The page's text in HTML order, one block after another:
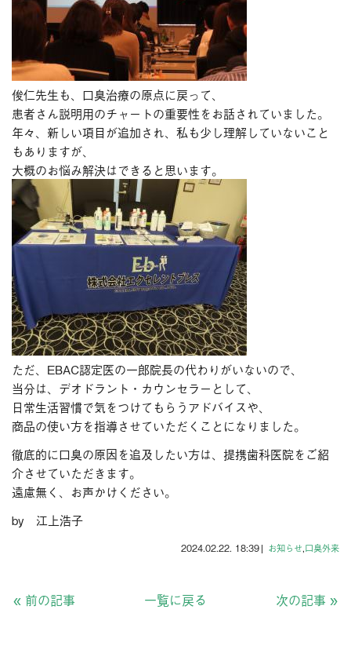
俊仁先生も、口臭治療の原点に戻って、
患者さん説明用のチャートの重要性をお話されていました。
年々、新しい項目が追加され、私も少し理解していないこと
もありますが、
大概のお悩み解決はできると思います。
ただ、EBAC認定医の一郎院長の代わりがいないので、
当分は、デオドラント・カウンセラーとして、
日常生活習慣で気をつけてもらうアドバイスや、
商品の使い方を指導させていただくことになりました。
徹底的に口臭の原因を追及したい方は、提携歯科医院をご紹
介させていただきます。
遠慮無く、お声かけください。
by 江上浩子
2024.02.22. 18:39 | お知らせ,口臭外来
« 前の記事 一覧に戻る 次の記事 »